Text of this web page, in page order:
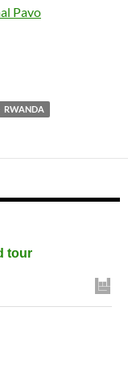
Pavo
RWANDA
tour